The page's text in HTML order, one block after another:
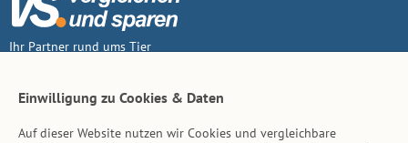
Ihr Partner rund ums Tier
Einwilligung zu Cookies & Daten
Auf dieser Website nutzen wir Cookies und vergleichbare